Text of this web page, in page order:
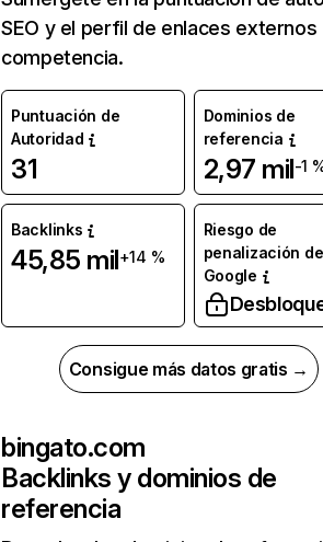
SEO y el perfil de enlaces externos
competencia.
Puntuación de
Autoridad
31
Dominios de
referencia
2,97 mil-1
Backlinks
45,85 mil+14 %
Riesgo de
penalización de
Google
Consigue más datos gratis →
bingato.com
Backlinks y dominios de
referencia